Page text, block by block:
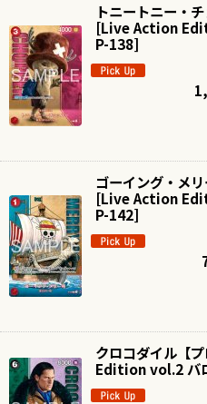
トニートニー・
[Live Action
P-138]
ゴーイング・メ
[Live Action
P-142]
クロコダイル【プ
Edition vol.2 バ